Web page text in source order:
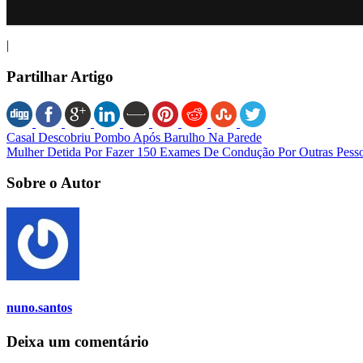
|
Partilhar Artigo
Casal Descobriu Pombo Após Barulho Na Parede
Mulher Detida Por Fazer 150 Exames De Condução Por Outras
Sobre o Autor
nuno.santos
Deixa um comentário